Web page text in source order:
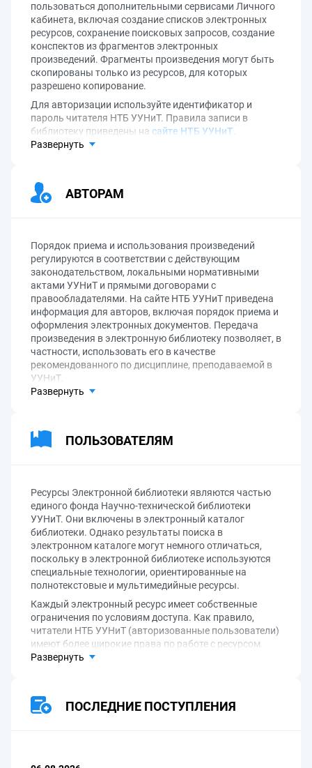
пользоваться дополнительными сервисами Личного
кабинета, включая создание списков электронных
ресурсов, сохранение поисковых запросов, создание
конспектов из фрагментов электронных
произведений. Фрагменты произведения могут быть
скопированы только из ресурсов, для которых
разрешено копирование.
Для авторизации используйте идентификатор и
пароль читателя НТБ УУНиТ. Правила записи в
библиотеку приведены на сайте НТБ УУНиТ
Развернуть
АВТОРАМ
Порядок приема и использования произведений
регулируются в соответствии с действующим
законодательством, локальными нормативными
актами УУНиТ и прямыми договорами с
правообладателями. На сайте НТБ УУНиТ приведена
информация для авторов, включая порядок приема и
оформления электронных документов. Передача
произведения в электронную библиотеку позволяет, в
частности, использовать его в качестве
рекомендованного по дисциплине, преподаваемой в
УУНиТ.
Развернуть
ПОЛЬЗОВАТЕЛЯМ
Ресурсы Электронной библиотеки являются частью
единого фонда Научно-технической библиотеки
УУНиТ. Они включены в электронный каталог
библиотеки. Однако результаты поиска в
электронном каталоге могут немного отличаться,
поскольку в электронной библиотеке используются
специальные технологии, ориентированные на
полнотекстовые и мультимедийные ресурсы.
Каждый электронный ресурс имеет собственные
ограничения по условиям доступа. Как правило,
читатели НТБ УУНиТ (авторизованные пользователи)
имеют более широкие права по работе с ресурсом.
Развернуть
ПОСЛЕДНИЕ ПОСТУПЛЕНИЯ